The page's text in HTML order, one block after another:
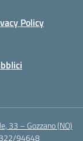
Policy
33 – Gozzano (NO)
94648